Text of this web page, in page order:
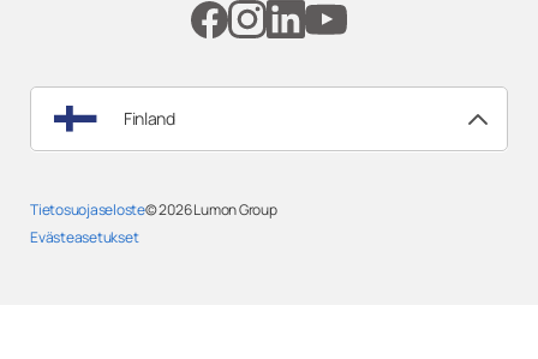
Finland
Tietosuojaseloste
Evästeasetukset
© 2026Lumon Group